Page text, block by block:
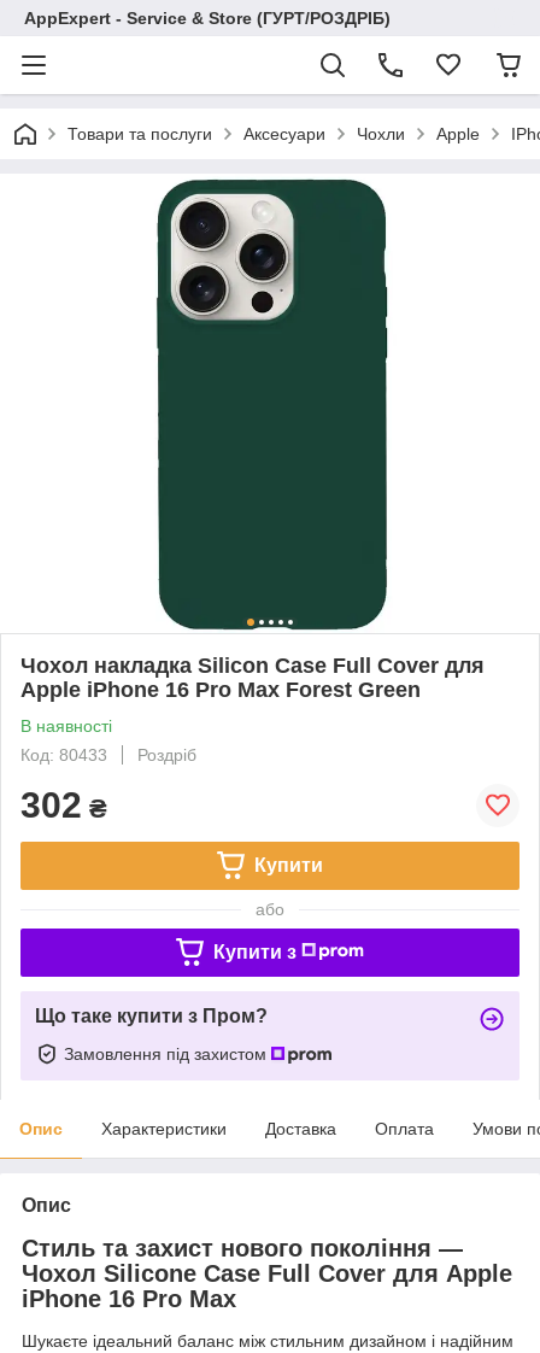
AppExpert - Service & Store (ГУРТ/РОЗДРІБ)
Товари та послуги Аксесуари Чохли Apple
Чохол накладка Silicon Case Full Cover для
Apple iPhone 16 Pro Max Forest Green
В наявності
Код: 80433
Роздріб
302 ₴
Купити
або
Купити з
Що таке купити з Пром?
Замовлення під захистом
Опис Характеристики Доставка Оплата Умови
Опис
Стиль та захист нового покоління —
Чохол Silicone Case Full Cover для Apple
iPhone 16 Pro Max
Шукаєте ідеальний баланс між стильним дизайном і надійним